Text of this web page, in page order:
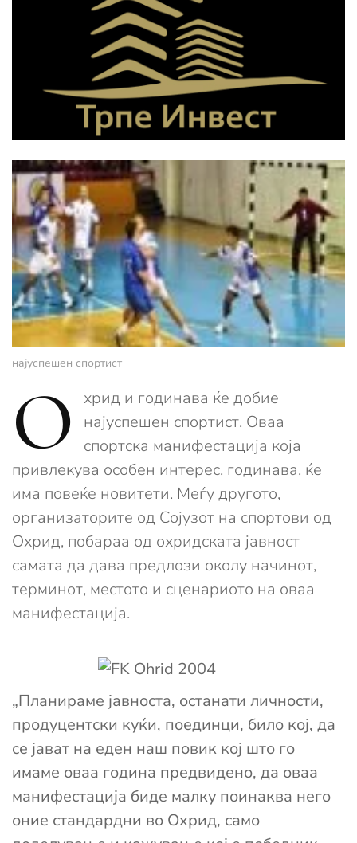
најуспешен спортист
О
хрид и годинава ќе добие
најуспешен спортист. Оваа
спортска манифестација која
привлекува особен интерес, годинава, ќе
има повеќе новитети. Меѓу другото,
организаторите од Сојузот на спортови од
Охрид, побараа од охридската јавност
самата да дава предлози околу начинот,
терминот, местото и сценариото на оваа
манифестација.
„Планираме јавноста, останати личности,
продуцентски куќи, поединци, било кој, да
се јават на еден наш повик кој што го
имаме оваа година предвидено, да оваа
манифестација биде малку поинаква него
оние стандардни во Охрид, само